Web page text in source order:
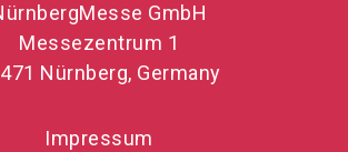
GmbH
Messezentrum 1
Nürnberg, Germany
Impressum